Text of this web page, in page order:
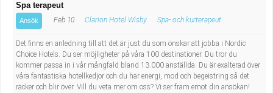
Spa terapeut
Ansök Feb 10 Clarion Hotel Wisby Spa- och kurterapeut
Det finns en anledning till att det är just du som önskar att jobba i Nordic
Choice Hotels. Du ser möjligheter på våra 100 destinationer. Du tror du
kommer passa in i vår mångfald bland 13.000 anställda. Du är exalterad över
våra fantastiska hotellkedjor och du har energi, mod och begeistring så det
räcker och blir över. Vill du veta mer om oss? Vi ser fram emot din ansökan!